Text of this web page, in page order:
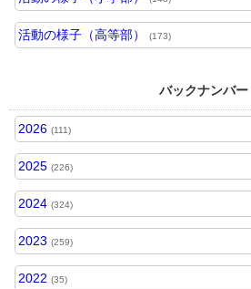
活動の様子（高等部） (173)
バックナンバー
2026 (111)
2025 (226)
2024 (324)
2023 (259)
2022 (35)